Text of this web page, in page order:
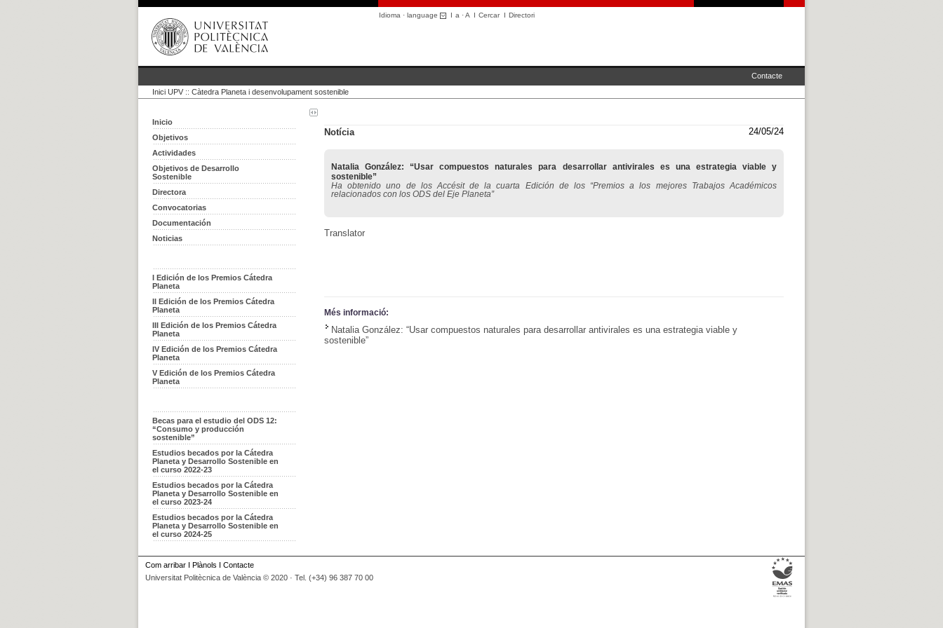
Idioma · language I a ·A I CercarI Directori
Contacte
Inici UPV :: Càtedra Planeta i desenvolupament sostenible
Inicio
Objetivos
Actividades
Objetivos de Desarrollo
Sostenible
Directora
Convocatorias
Documentación
Noticias
I Edición de los Premios Cátedra
Planeta
II Edición de los Premios Cátedra
Planeta
III Edición de los Premios Cátedra
Planeta
IV Edición de los Premios Cátedra
Planeta
V Edición de los Premios Cátedra
Planeta
Becas para el estudio del ODS 12:
“Consumo y producción
sostenible”
Estudios becados por la Cátedra
Planeta y Desarrollo Sostenible en
el curso 2022-23
Estudios becados por la Cátedra
Planeta y Desarrollo Sostenible en
el curso 2023-24
Estudios becados por la Cátedra
Planeta y Desarrollo Sostenible en
el curso 2024-25
24/05/24
Notícia
Natalia González: “Usar compuestos naturales para desarrollar antivirales es una estrategia viable y
sostenible”
Ha obtenido uno de los Accésit de la cuarta Edición de los “Premios a los mejores Trabajos Académicos
relacionados con los ODS del Eje Planeta”
Translator
Més informació:
Natalia González: “Usar compuestos naturales para desarrollar antivirales es una estrategia viable y
sostenible”
Com arribar I Plànols I Contacte
Universitat Politècnica de València © 2020 · Tel. (+34) 96 387 70 00